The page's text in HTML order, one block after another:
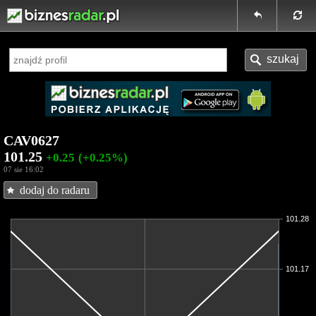
CAV0627
101.25 +0.25 (+0.25%)
07 sie 16:02
dodaj do radaru
101.17
101.28